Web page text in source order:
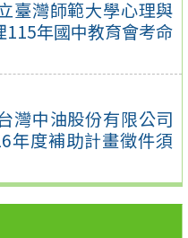
臺灣師範大學心理與
年國中教育會考命
灣中油股份有限公司
年度補助計畫徵件須